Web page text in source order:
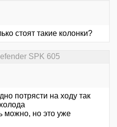
стоят такие колонки?
SPK 605
потрясти на ходу так
можно, но это уже